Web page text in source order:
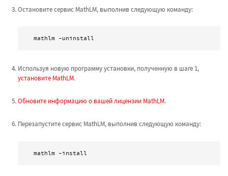
Остановите сервис MathLM, выполнив следующую команду:
mathlm -uninstall
Используя новую программу установки, полученную в шаге 1,
установите MathLM.
Обновите информацию о вашей лицензии MathLM.
Перезапустите сервис MathLM, выполнив следующую команду:
mathlm -install